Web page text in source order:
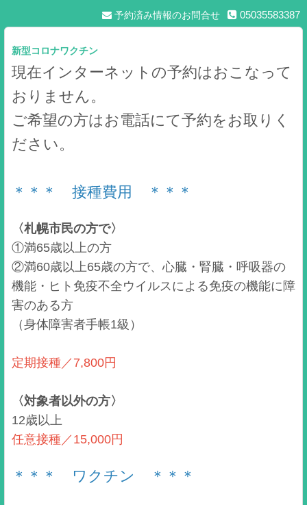
予約済み情報のお問合せ 05035583387
新型コロナワクチン
現在インターネットの予約はおこなって
おりません。
ご希望の方はお電話にて予約をお取りく
ださい。
＊＊＊ 接種費用 ＊＊＊
〈札幌市民の方で〉
①満65歳以上の方
②満60歳以上65歳の方で、心臓・腎臓・呼吸器の
機能・ヒト免疫不全ウイルスによる免疫の機能に障
害のある方
（身体障害者手帳1級）
定期接種／7,800円
〈対象者以外の方〉
12歳以上
任意接種／15,000円
＊＊＊ ワクチン ＊＊＊